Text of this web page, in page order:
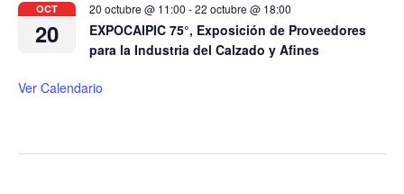
OCT
20
20 octubre @ 11:00 -22 octubre @ 18:00
EXPOCAIPIC 75°, Exposición de Proveedores
para la Industria del Calzado y Afines
Ver Calendario